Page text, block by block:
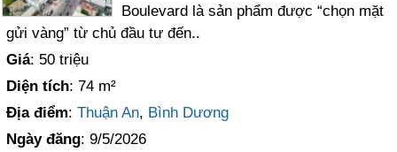
Boulevard là sản phẩm được “chọn mặt
gửi vàng” từ chủ đầu tư đến..
Giá: 50 triệu
Diện tích: 74 m²
Địa điểm:Thuận An, Bình Dương
Ngày đăng: 9/5/2026